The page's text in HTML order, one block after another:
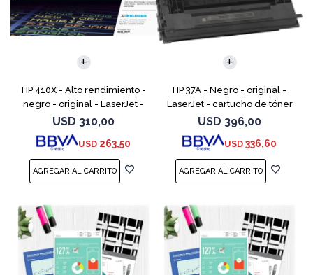
HP 410X - Alto rendimiento -
negro - original - LaserJet -
cartucho de tóner (CF410X) -
para Color LaserJet Pro M452,
MFP M377,
USD 310,00
USD 263,50
HP 37A - Negro - original -
LaserJet - cartucho de tóner
(CF237A) - para LaserJet
Managed MFP E62555;
LaserJet Managed Flow MFP
USD 396,00
USD 336,60